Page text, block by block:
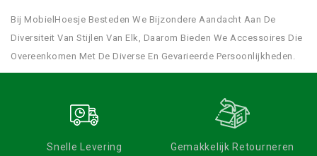
Bij MobielHoesje Besteden We Bijzondere Aandacht Aan De
Diversiteit Van Stijlen Van Elk, Daarom Bieden We Accessoires Die
Overeenkomen Met De Diverse En Gevarieerde Persoonlijkheden.
Snelle Levering Gemakkelijk Retourneren